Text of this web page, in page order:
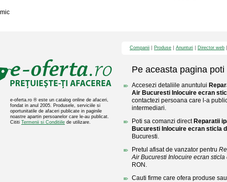
mic
e-oferta.ro ® este un catalog online de afaceri,
fondat in anul 2005. Produsele, serviciile si
oportunitatile de afaceri publicate in paginile
noastre apartin persoanelor care le-au publicat.
Cititi Termenii si Conditiile de utilizare.
Companii Produse Anunturi Director web
Pe aceasta pagina poti
Accesezi detaliile anuntului
Air Bucuresti Inlocuire ecran
contactezi persoana care l-a
intermediari.
Poti sa comanzi direct Reparatii
Bucuresti Inlocuire ecran sticla
Bucuresti.
Pretul afisat de vanzator pentru
Air Bucuresti Inlocuire ecran sticla
RON.
Cauti firme care ofera produse